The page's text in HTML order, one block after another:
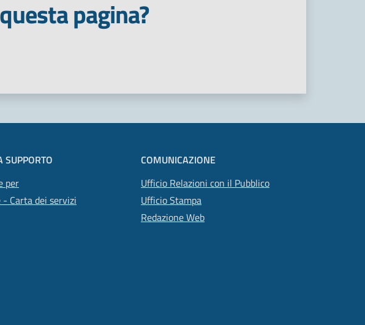
pagina?
SUPPORTO
per
Carta dei servizi
COMUNICAZIONE
Ufficio Relazioni con il Pubblico
Ufficio Stampa
Redazione Web